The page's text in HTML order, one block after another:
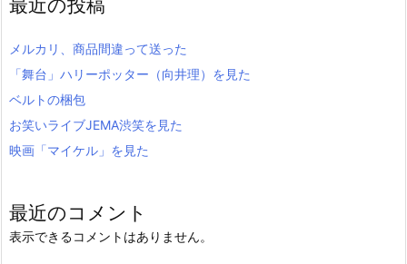
最近の投稿
メルカリ、商品間違って送った
「舞台」ハリーポッター（向井理）を見た
ベルトの梱包
お笑いライブJEMA渋笑を見た
映画「マイケル」を見た
最近のコメント
表示できるコメントはありません。